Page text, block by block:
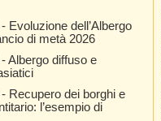
- Evoluzione dell’Albergo
di metà 2026
- Albergo diffuso e
- Recupero dei borghi e
l’esempio di